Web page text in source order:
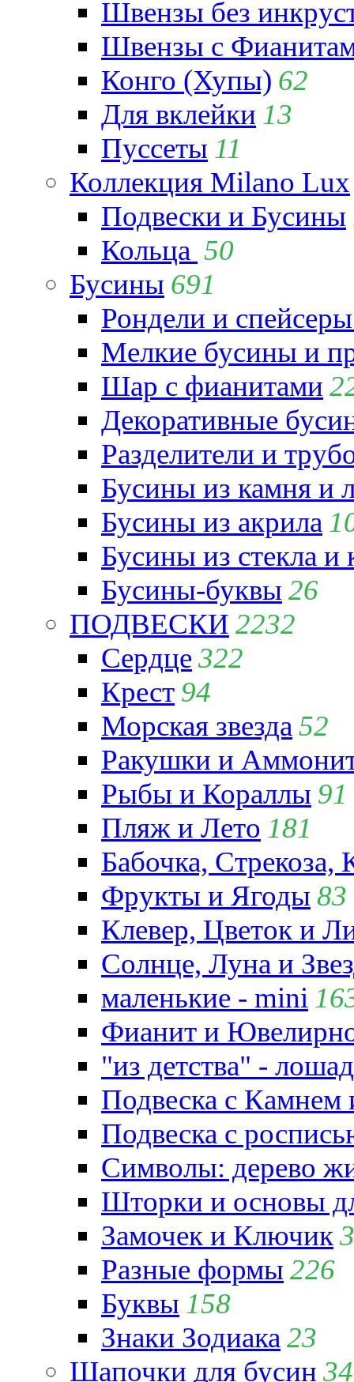
Швензы без
Швензы с
Конго (Хупы) 62
Для вклейки 13
Пуссеты 11
Коллекция Milano Lux
Подвески и Бусины
Кольца 50
Бусины 691
Рондели и
Мелкие бусины и
Шар с фианитами
Декоративные
Разделители и
Бусины из камня и
Бусины из акрила
Бусины из стекла и
Бусины-буквы 26
ПОДВЕСКИ 2232
Сердце322
Крест 94
Морская звезда 52
Ракушки и
Рыбы и Кораллы 91
Пляж и Лето 181
Бабочка,
Фрукты и Ягоды 83
Клевер, Цветок и
Солнце, Луна и
маленькие - mini
Фианит и
"из детства" -
Подвеска с
Подвеска с
Символы: дерево
Шторки и основы
Замочек и Ключик
Разные формы 226
Буквы 158
Знаки Зодиака 23
Шапочки для бусин 34